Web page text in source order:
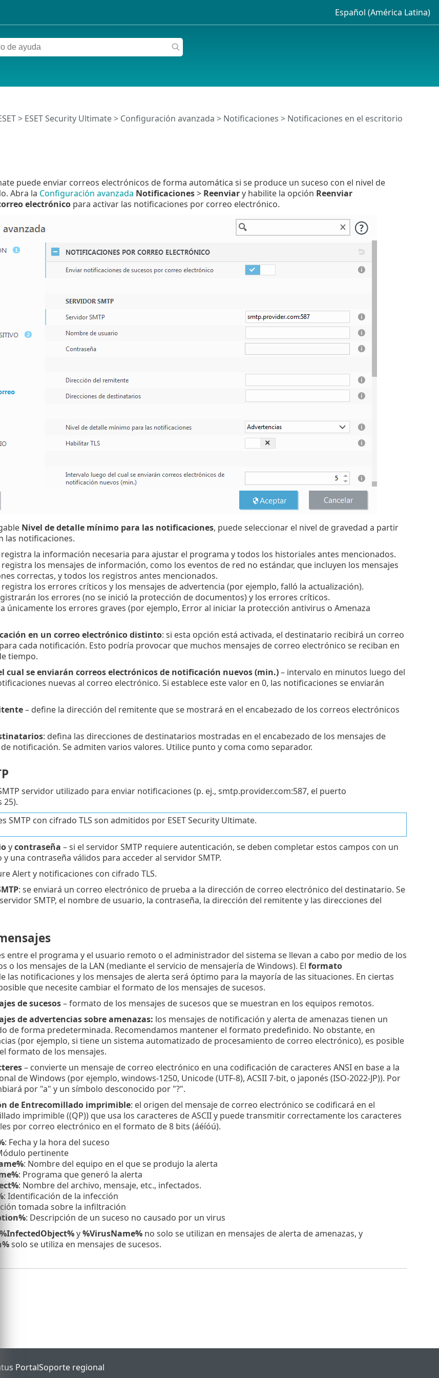
Español (América Latina)
> ESET Security Ultimate> Configuración avanzada > Notificaciones > Notificaciones en el escritorio
puede enviar correos electrónicos de forma automática si se produce un suceso con el nivel de
Abra la Configuración avanzada Notificaciones> Reenviary habilite la opción Reenviar
electrónicopara activar las notificaciones por correo electrónico.
Nivel de detalle mínimo para las notificaciones, puede seleccionar el nivel de gravedad a partir
las notificaciones.
la información necesaria para ajustar el programa y todos los historiales antes mencionados.
los mensajes de información, como los eventos de red no estándar, que incluyen los mensajes
correctas, y todos los registros antes mencionados.
registra los errores críticos y los mensajes de advertencia (por ejemplo, falló la actualización).
los errores (no se inició la protección de documentos) y los errores críticos.
únicamente los errores graves (por ejemplo, Error al iniciar la protección antivirus o Amenaza
en un correo electrónico distinto: si esta opción está activada, el destinatario recibirá un correo
cada notificación. Esto podría provocar que muchos mensajes de correo electrónico se reciban en
tiempo.
cual se enviarán correos electrónicos de notificación nuevos (min.)– intervalo en minutos luego del
nuevas al correo electrónico. Si establece este valor en 0, las notificaciones se enviarán
– define la dirección del remitente que se mostrará en el encabezado de los correos electrónicos
: defina las direcciones de destinatarios mostradas en el encabezado de los mensajes de
notificación. Se admiten varios valores. Utilice punto y coma como separador.
servidor utilizado para enviar notificaciones (p. ej., smtp.provider.com:587, el puerto
25).
SMTP con cifrado TLS son admitidos por ESET Security Ultimate.
ycontraseña – si el servidor SMTP requiere autenticación, se deben completar estos campos con un
una contraseña válidos para acceder al servidor SMTP.
Alert y notificaciones con cifrado TLS.
: se enviará un correo electrónico de prueba a la dirección de correo electrónico del destinatario. Se
SMTP, el nombre de usuario, la contraseña, la dirección del remitente y las direcciones del
entre el programa y el usuario remoto o el administrador del sistema se llevan a cabo por medio de los
o los mensajes de la LAN (mediante el servicio de mensajería de Windows). El formato
las notificaciones y los mensajes de alerta será óptimo para la mayoría de las situaciones. En ciertas
que necesite cambiar el formato de los mensajes de sucesos.
de sucesos– formato de los mensajes de sucesos que se muestran en los equipos remotos.
de advertencias sobre amenazas: los mensajes de notificación y alerta de amenazas tienen un
de forma predeterminada. Recomendamos mantener el formato predefinido. No obstante, en
(por ejemplo, si tiene un sistema automatizado de procesamiento de correo electrónico), es posible
formato de los mensajes.
– convierte un mensaje de correo electrónico en una codificación de caracteres ANSI en base a la
de Windows (por ejemplo, windows-1250, Unicode (UTF-8), ACSII 7-bit, o japonés (ISO-2022-JP)). Por
por "a" y un símbolo desconocido por "?".
de Entrecomillado imprimible: el origen del mensaje de correo electrónico se codificará en el
imprimible ((QP)) que usa los caracteres de ASCII y puede transmitir correctamente los caracteres
por correo electrónico en el formato de 8 bits (áéíóú).
: Fecha y la hora del suceso
pertinente
: Nombre del equipo en el que se produjo la alerta
: Programa que generó la alerta
: Nombre del archivo, mensaje, etc., infectados.
: Identificación de la infección
tomada sobre la infiltración
: Descripción de un suceso no causado por un virus
%InfectedObject%y%VirusName%no solo se utilizan en mensajes de alerta de amenazas, y
solo se utiliza en mensajes de sucesos.
PortalSoporte regional